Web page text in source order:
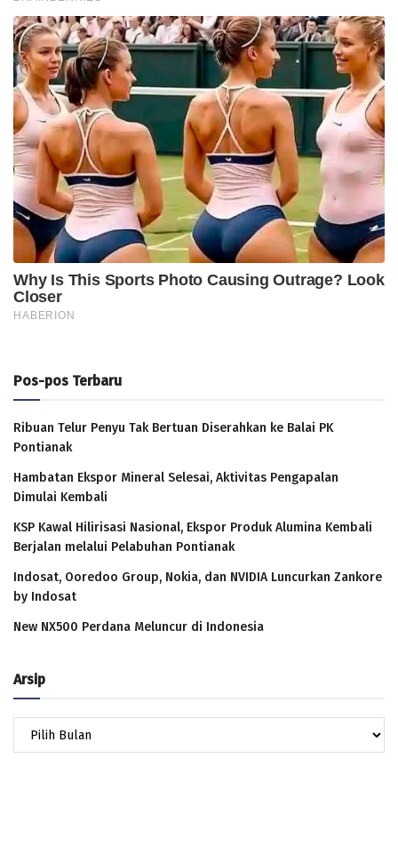
Pos-pos Terbaru
Ribuan Telur Penyu Tak Bertuan Diserahkan ke Balai PK
Pontianak
Hambatan Ekspor Mineral Selesai, Aktivitas Pengapalan
Dimulai Kembali
KSP Kawal Hilirisasi Nasional, Ekspor Produk Alumina Kembali
Berjalan melalui Pelabuhan Pontianak
Indosat, Ooredoo Group, Nokia, dan NVIDIA Luncurkan Zankore
by Indosat
New NX500 Perdana Meluncur di Indonesia
Arsip